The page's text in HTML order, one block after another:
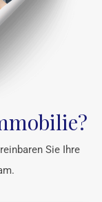
Sie Ihre